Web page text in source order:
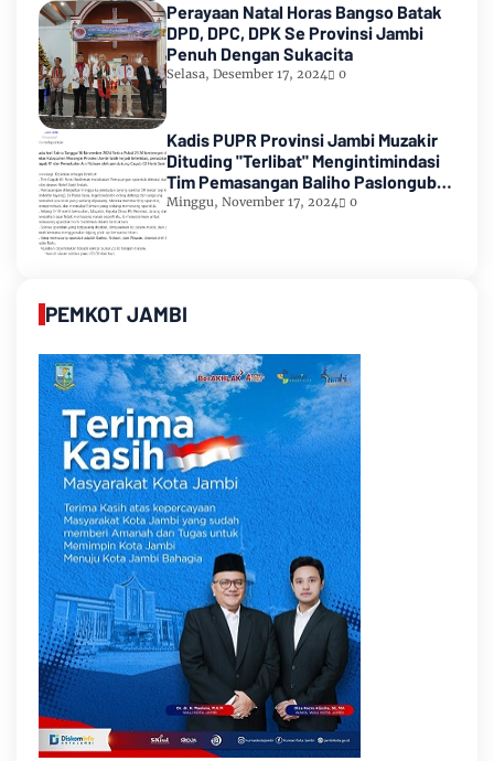
Perayaan Natal Horas Bangso Batak
DPD, DPC, DPK Se Provinsi Jambi
Penuh Dengan Sukacita
Selasa, Desember 17, 2024 0
Kadis PUPR Provinsi Jambi Muzakir
Dituding "Terlibat" Mengintimindasi
Tim Pemasangan Baliho Paslongub
Romi-Sudirman
Minggu, November 17, 2024 0
PEMKOT JAMBI